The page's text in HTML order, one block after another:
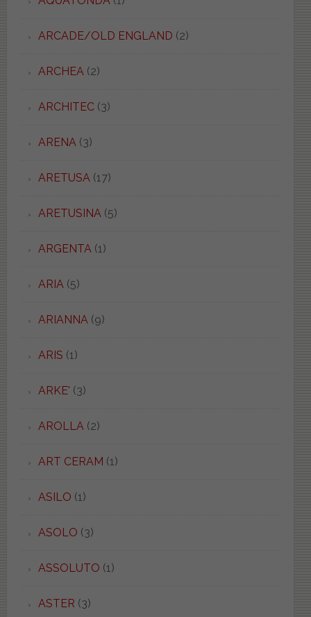
ARCADE/OLD ENGLAND (2)
ARCHEA (2)
ARCHITEC(3)
ARENA (3)
ARETUSA (17)
ARETUSINA (5)
ARGENTA (1)
ARIA (5)
ARIANNA (9)
ARIS (1)
ARKE' (3)
AROLLA (2)
ART CERAM (1)
ASILO (1)
ASOLO (3)
ASSOLUTO (1)
ASTER (3)